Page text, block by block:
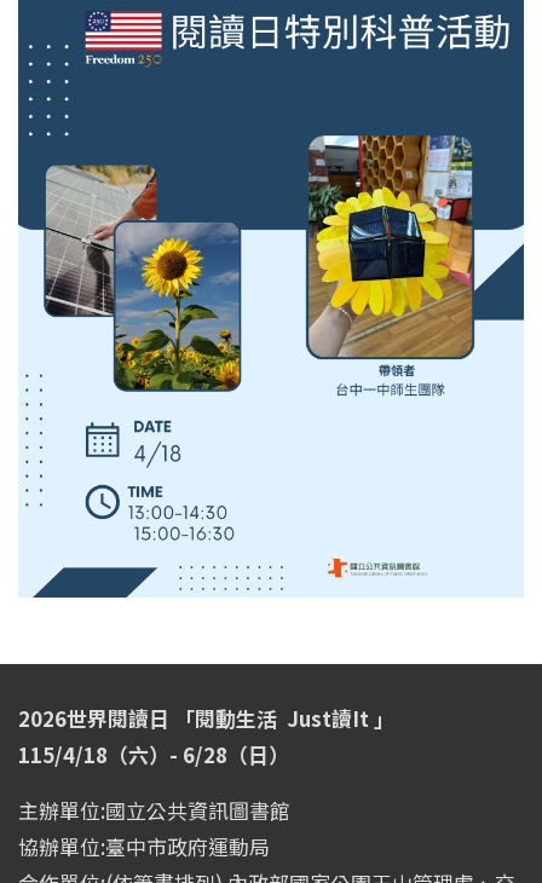
2026世界閱讀日 「閱動生活 Just讀It 」
115/4/18（六）- 6/28（日）
主辦單位:國立公共資訊圖書館
協辦單位:臺中市政府運動局